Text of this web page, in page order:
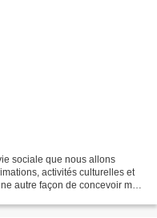
sociale que nous allons
activités culturelles et
autre façon de concevoir mon